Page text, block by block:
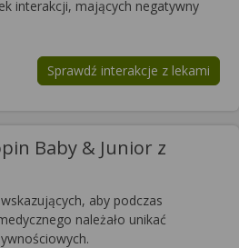
interakcji, mających negatywny
Sprawdź interakcje z lekami
Baby & Junior z
aby podczas
należało unikać